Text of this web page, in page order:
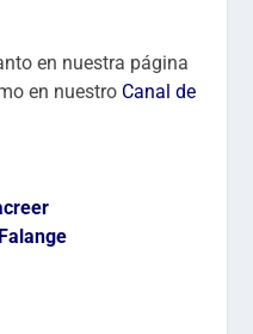
en nuestra página
en nuestro Canal de